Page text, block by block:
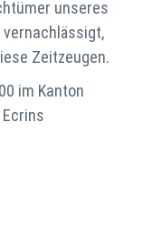
unseres
vernachlässigt,
Zeitzeugen.
im Kanton